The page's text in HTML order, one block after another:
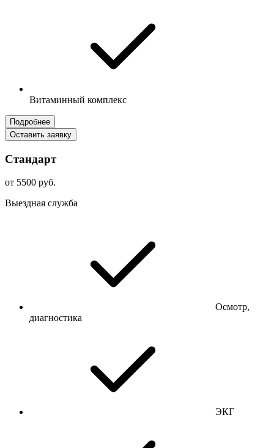
Витаминный комплекс
Подробнее
Оставить заявку
Стандарт
от 5500 руб.
Выездная служба
Осмотр,
диагностика
ЭКГ